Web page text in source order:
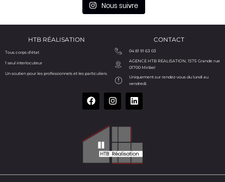
Nous suivre
HTB RÉALISATION
Tous corps d’état
1 seul interlocuteur
Un soutien pour les professionnels et les particuliers
CONTACT
04 81 91 63 03
AGENCE HTB REALISATION, 1575 Grande rue
01700 Miribel
Uniquement sur rendez-vous du lundi au
vendredi.